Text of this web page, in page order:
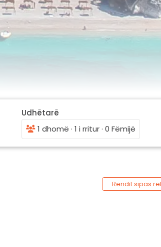
Udhëtarë
1 dhomë · 1 i rritur · 0 Fëmijë